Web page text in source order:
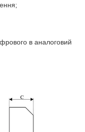
в аналоговий